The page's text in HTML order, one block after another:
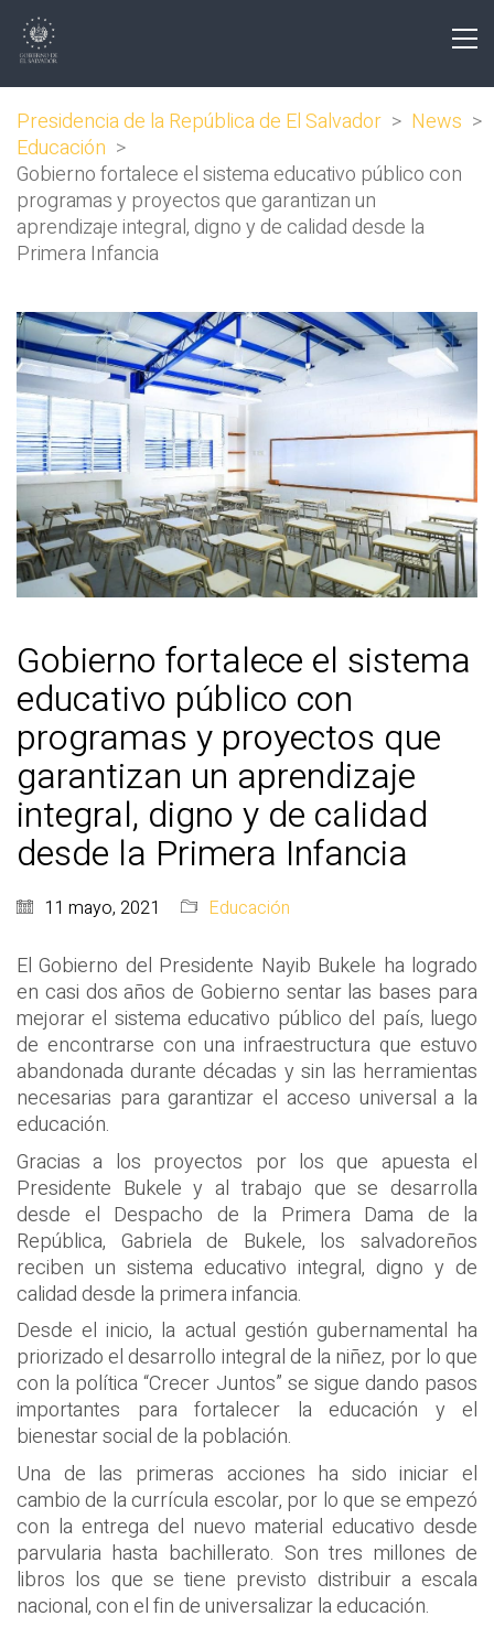
Presidencia de la República de El Salvador > News >
Educación >
Gobierno fortalece el sistema educativo público con
programas y proyectos que garantizan un
aprendizaje integral, digno y de calidad desde la
Primera Infancia
Gobierno fortalece el sistema
educativo público con
programas y proyectos que
garantizan un aprendizaje
integral, digno y de calidad
desde la Primera Infancia
11 mayo, 2021 Educación
El Gobierno del Presidente Nayib Bukele ha logrado
en casi dos años de Gobierno sentar las bases para
mejorar el sistema educativo público del país, luego
de encontrarse con una infraestructura que estuvo
abandonada durante décadas y sin las herramientas
necesarias para garantizar el acceso universal a la
educación.
Gracias a los proyectos por los que apuesta el
Presidente Bukele y al trabajo que se desarrolla
desde el Despacho de la Primera Dama de la
República, Gabriela de Bukele, los salvadoreños
reciben un sistema educativo integral, digno y de
calidad desde la primera infancia.
Desde el inicio, la actual gestión gubernamental ha
priorizado el desarrollo integral de la niñez, por lo que
con la política “Crecer Juntos” se sigue dando pasos
importantes para fortalecer la educación y el
bienestar social de la población.
Una de las primeras acciones ha sido iniciar el
cambio de la currícula escolar, por lo que se empezó
con la entrega del nuevo material educativo desde
parvularia hasta bachillerato. Son tres millones de
libros los que se tiene previsto distribuir a escala
nacional, con el fin de universalizar la educación.